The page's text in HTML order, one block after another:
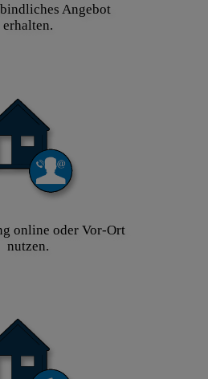
Angebot
erhalten.
online oder Vor-Ort
nutzen.